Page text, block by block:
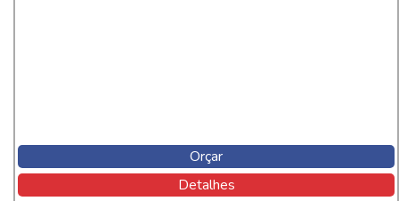
Orçar
Detalhes